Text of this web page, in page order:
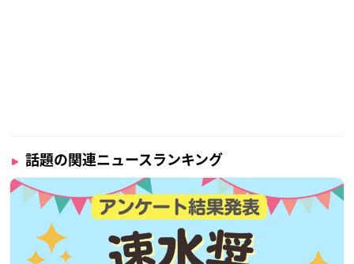
話題の関連ニュースランキング